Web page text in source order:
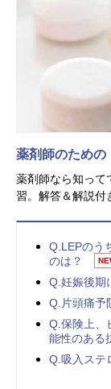
薬剤師のための
薬剤師なら知って
習。解答＆解説付
Q.LEPのう
のは？
Q.妊娠後期
Q.片頭痛予
Q.保険上、
能性のある
Q.吸入ステ